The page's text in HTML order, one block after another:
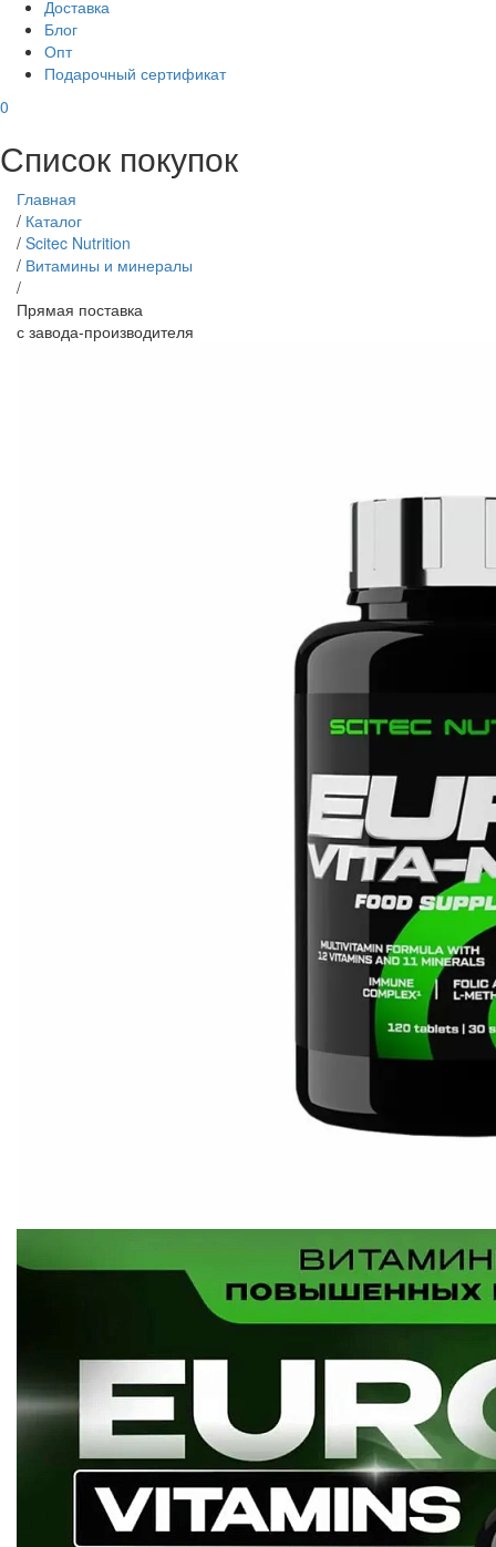
Доставка
Блог
Опт
Подарочный сертификат
0
Список покупок
Главная
/ Каталог
/ Scitec Nutrition
/ Витамины и минералы
/
Прямая поставка
с завода-производителя